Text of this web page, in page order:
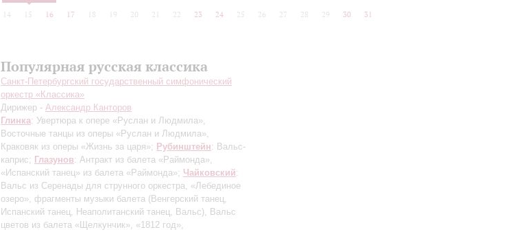
14 15 16 17 18 19 20 21 22 23 24 25 26 27 28 29 30 31
Популярная русская классика
Санкт-Петербургский государственный симфонический
оркестр «Классика»
Дирижер - Александр Канторов
Глинка: Увертюра к опере «Руслан и Людмила»,
Восточные танцы из оперы «Руслан и Людмила»,
Краковяк из оперы «Жизнь за царя»; Рубинштейн: Вальс-
каприс; Глазунов: Антракт из балета «Раймонда»,
«Испанский танец» из балета «Раймонда»; Чайковский:
Вальс из Серенады для струнного оркестра, «Лебединое
озеро», фрагменты музыки балета (Венгерский танец,
Испанский танец, Неаполитанский танец, Вальс), Вальс
цветов из балета «Щелкунчик», «1812 год»,